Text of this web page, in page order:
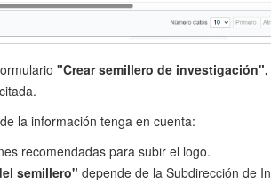
"Crear semillero de investigación",
la información tenga en cuenta:
recomendadas para subir el logo.
semillero" depende de la Subdirección de